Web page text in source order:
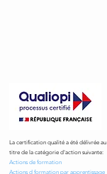
La certification qualité a été délivrée au
titre de la catégorie d'action suivante:
Actions de formation
Actions d formation par apprentissage